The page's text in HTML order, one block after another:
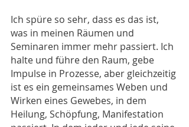
Ich spüre so sehr, dass es das ist,
was in meinen Räumen und
Seminaren immer mehr passiert. Ich
halte und führe den Raum, gebe
Impulse in Prozesse, aber gleichzeitig
ist es ein gemeinsames Weben und
Wirken eines Gewebes, in dem
Heilung, Schöpfung, Manifestation